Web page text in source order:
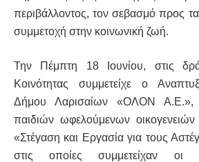
περιβάλλοντος, τον σεβασμό προς
συμμετοχή στην κοινωνική ζωή.
Την Πέμπτη 18 Ιουνίου, στις
Κοινότητας συμμετείχε ο
Δήμου Λαρισαίων «ΟΛΟΝ Α.Ε.»,
παιδιών ωφελούμενων
«Στέγαση και Εργασία για τους
στις οποίες συμμετείχαν οι